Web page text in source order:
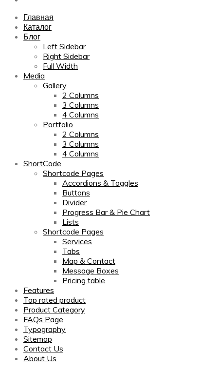
Главная
Каталог
Блог
Left Sidebar
Right Sidebar
Full Width
Media
Gallery
2 Columns
3 Columns
4 Columns
Portfolio
2 Columns
3 Columns
4 Columns
ShortCode
Shortcode Pages
Accordions & Toggles
Buttons
Divider
Progress Bar & Pie Chart
Lists
Shortcode Pages
Services
Tabs
Map & Contact
Message Boxes
Pricing table
Features
Top rated product
Product Category
FAQs Page
Typography
Sitemap
Contact Us
About Us